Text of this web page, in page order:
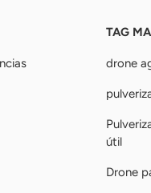
TAG
drone
útil
Drone